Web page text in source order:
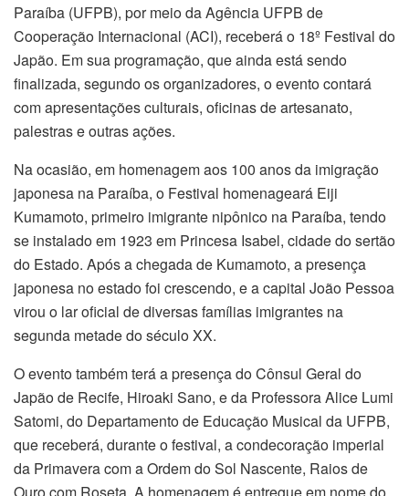
Paraíba (UFPB), por meio da Agência UFPB de
Cooperação Internacional (ACI), receberá o 18º Festival do
Japão. Em sua programação, que ainda está sendo
finalizada, segundo os organizadores, o evento contará
com apresentações culturais, oficinas de artesanato,
palestras e outras ações.
Na ocasião, em homenagem aos 100 anos da imigração
japonesa na Paraíba, o Festival homenageará Eiji
Kumamoto, primeiro imigrante nipônico na Paraíba, tendo
se instalado em 1923 em Princesa Isabel, cidade do sertão
do Estado. Após a chegada de Kumamoto, a presença
japonesa no estado foi crescendo, e a capital João Pessoa
virou o lar oficial de diversas famílias imigrantes na
segunda metade do século XX.
O evento também terá a presença do Cônsul Geral do
Japão de Recife, Hiroaki Sano, e da Professora Alice Lumi
Satomi, do Departamento de Educação Musical da UFPB,
que receberá, durante o festival, a condecoração imperial
da Primavera com a Ordem do Sol Nascente, Raios de
Ouro com Roseta. A homenagem é entregue em nome do